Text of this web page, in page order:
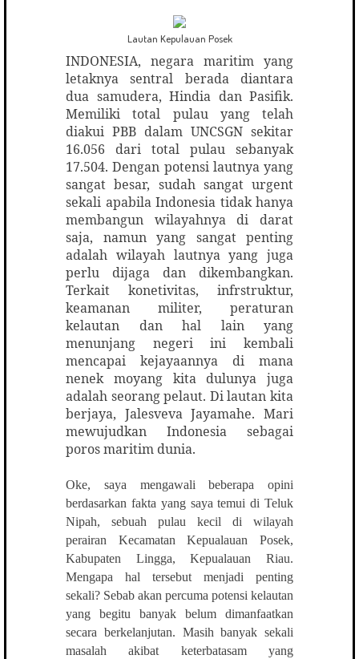
Lautan Kepulauan Posek
INDONESIA, negara maritim yang
letaknya sentral berada diantara
dua samudera, Hindia dan Pasifik.
Memiliki total pulau yang telah
diakui PBB dalam UNCSGN sekitar
16.056 dari total pulau sebanyak
17.504. Dengan potensi lautnya yang
sangat besar, sudah sangat urgent
sekali apabila Indonesia tidak hanya
membangun wilayahnya di darat
saja, namun yang sangat penting
adalah wilayah lautnya yang juga
perlu dijaga dan dikembangkan.
Terkait konetivitas, infrstruktur,
keamanan militer, peraturan
kelautan dan hal lain yang
menunjang negeri ini kembali
mencapai kejayaannya di mana
nenek moyang kita dulunya juga
adalah seorang pelaut. Di lautan kita
berjaya, Jalesveva Jayamahe. Mari
mewujudkan Indonesia sebagai
poros maritim dunia.
Oke, saya mengawali beberapa opini
berdasarkan fakta yang saya temui di Teluk
Nipah, sebuah pulau kecil di wilayah
perairan Kecamatan Kepualauan Posek,
Kabupaten Lingga, Kepualauan Riau.
Mengapa hal tersebut menjadi penting
sekali? Sebab akan percuma potensi kelautan
yang begitu banyak belum dimanfaatkan
secara berkelanjutan. Masih banyak sekali
masalah akibat keterbatasam yang